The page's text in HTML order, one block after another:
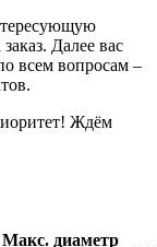
Далее вас
всем вопросам –
Ждём
Макс. диаметр